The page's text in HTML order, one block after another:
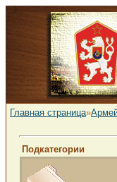
Главная страница»
Подкатегории